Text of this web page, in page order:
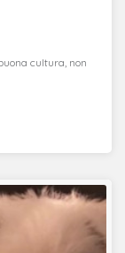
cultura, non